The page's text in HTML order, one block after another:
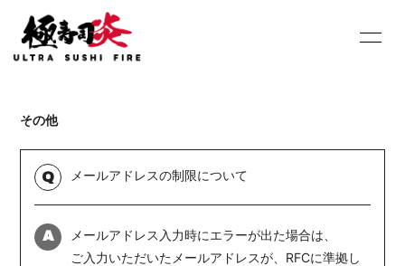
SCHEDULE
DISCOGRAPHY Youtube
MOVIE PHOTO
その他
Q メールアドレスの制限について
A
メールアドレス入力時にエラーが出た場合は、
ご入力いただいたメールアドレスが、RFCに準拠し